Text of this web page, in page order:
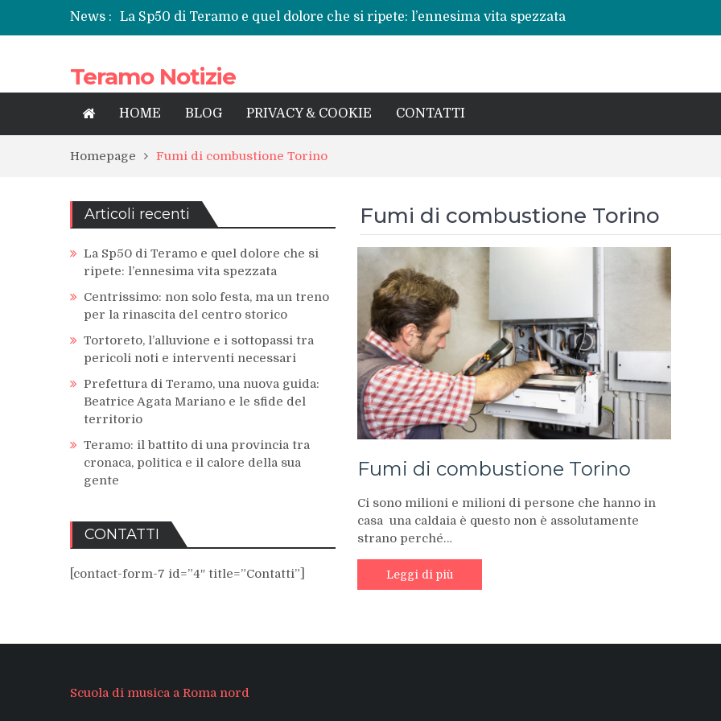
News :
La Sp50 di Teramo e quel dolore che si ripete: l’ennesima vita spezzata
Centrissimo: non solo festa, ma un treno per la rinascita del centro storico
Prefettura di Teramo, una nuova guida: Beatrice Agata Mariano e le sfide del
territorio
Teramo: il battito di una provincia tra cronaca, politica e il calore della sua gente
Teramo Notizie
HOME BLOG PRIVACY & COOKIE CONTATTI
Homepage Fumi di combustione Torino
Fumi di combustione Torino
Fumi di combustione Torino
Ci sono milioni e milioni di persone che hanno in
casa una caldaia è questo non è assolutamente
strano perché…
Leggi di più
Articoli recenti
La Sp50 di Teramo e quel dolore che si
ripete: l’ennesima vita spezzata
Centrissimo: non solo festa, ma un treno
per la rinascita del centro storico
Tortoreto, l’alluvione e i sottopassi tra
pericoli noti e interventi necessari
Prefettura di Teramo, una nuova guida:
Beatrice Agata Mariano e le sfide del
territorio
Teramo: il battito di una provincia tra
cronaca, politica e il calore della sua
gente
CONTATTI
[contact-form-7 id=”4″ title=”Contatti”]
Scuola di musica a Roma nord